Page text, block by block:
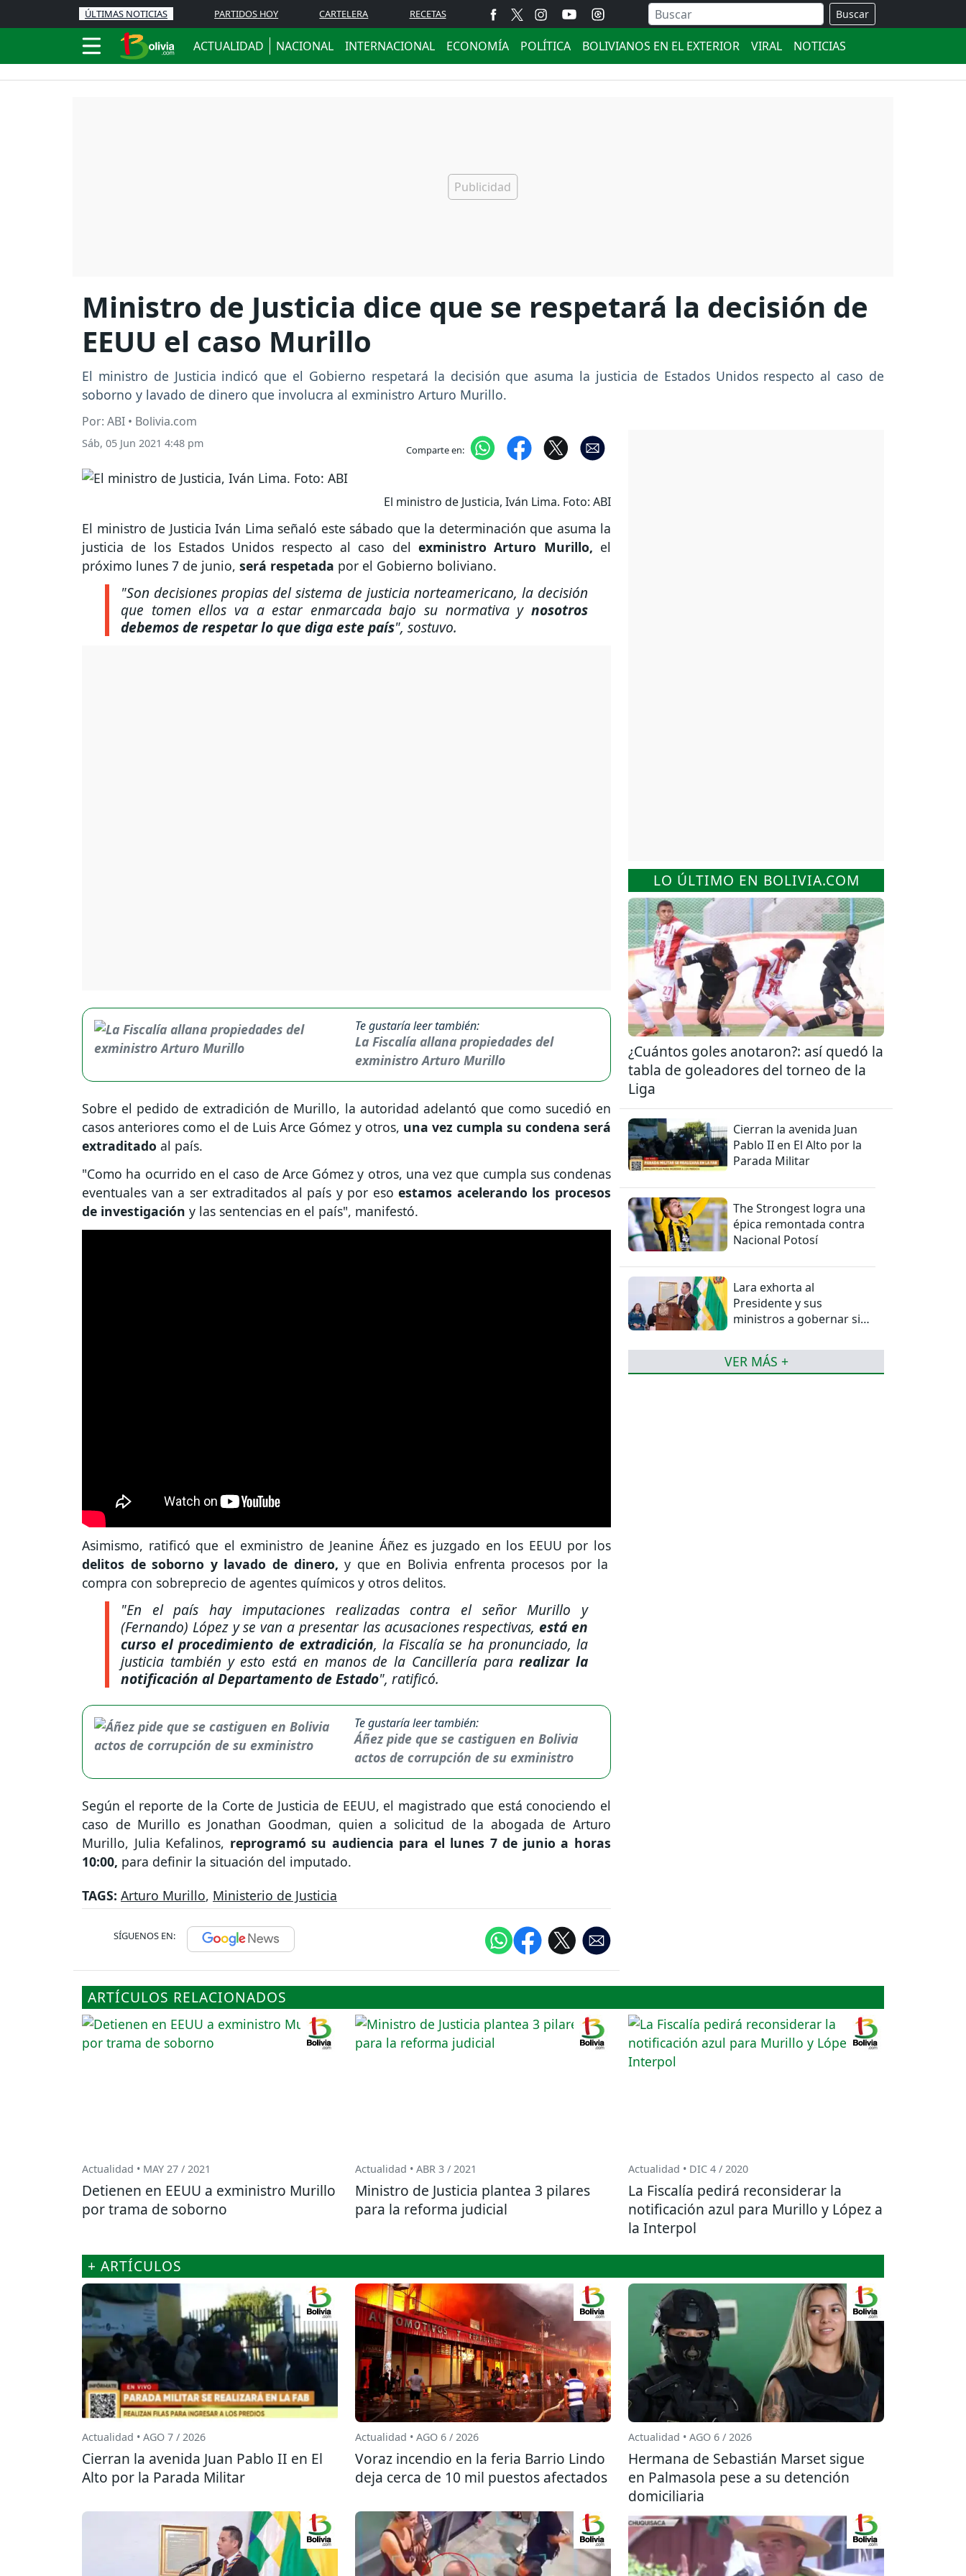
ÚLTIMAS NOTICIAS PARTIDOS HOY CARTELERA RECETAS Buscar
ACTUALIDAD NACIONAL INTERNACIONAL ECONOMÍA POLÍTICA BOLIVIANOS EN EL EXTERIOR VIRAL NOTICIAS
Ministro de Justicia dice que se respetará la decisión de
EEUU el caso Murillo
El ministro de Justicia indicó que el Gobierno respetará la decisión que asuma la justicia de Estados Unidos respecto al caso de
soborno y lavado de dinero que involucra al exministro Arturo Murillo.
Por: ABI • Bolivia.com
Sáb, 05 Jun 2021 4:48 pm Comparte en:
El ministro de Justicia, Iván Lima. Foto: ABI
El ministro de Justicia Iván Lima señaló este sábado que la determinación que asuma la
justicia de los Estados Unidos respecto al caso del exministro Arturo Murillo, el
próximo lunes 7 de junio, será respetada por el Gobierno boliviano.
"Son decisiones propias del sistema de justicia norteamericano, la decisión
que tomen ellos va a estar enmarcada bajo su normativa ynosotros
debemos de respetar lo que diga este país", sostuvo.
Te gustaría leer también:
La Fiscalía allana propiedades del
exministro Arturo Murillo
Sobre el pedido de extradición de Murillo, la autoridad adelantó que como sucedió en
casos anteriores como el de Luis Arce Gómez y otros, una vez cumpla su condena será
extraditado al país.
"Como ha ocurrido en el caso de Arce Gómez y otros, una vez que cumpla sus condenas
eventuales van a ser extraditados al país y por esoestamos acelerando los procesos
de investigación y las sentencias en el país", manifestó.
Asimismo, ratificó que el exministro de Jeanine Áñez es juzgado en los EEUU por los
delitos de soborno y lavado de dinero,y que en Bolivia enfrenta procesos por la
compra con sobreprecio de agentes químicos y otros delitos.
"En el país hay imputaciones realizadas contra el señor Murillo y
(Fernando) López y se van a presentar las acusaciones respectivas, está en
curso el procedimiento de extradición, la Fiscalía se ha pronunciado, la
justicia también y esto está en manos de la Cancillería pararealizar la
notificación al Departamento de Estado", ratificó.
Te gustaría leer también:
Áñez pide que se castiguen en Bolivia
actos de corrupción de su exministro
Según el reporte de la Corte de Justicia de EEUU, el magistrado que está conociendo el
caso de Murillo es Jonathan Goodman, quien a solicitud de la abogada de Arturo
Murillo, Julia Kefalinos, reprogramó su audiencia para el lunes 7 de junio a horas
10:00, para definir la situación del imputado.
TAGS: Arturo Murillo, Ministerio de Justicia
SÍGUENOS EN:
LO ÚLTIMO EN BOLIVIA.COM
¿Cuántos goles anotaron?: así quedó la
tabla de goleadores del torneo de la
Liga
Cierran la avenida Juan
Pablo II en El Alto por la
Parada Militar
The Strongest logra una
épica remontada contra
Nacional Potosí
Lara exhorta al
Presidente y sus
ministros a gobernar sin
VER MÁS +
ARTÍCULOS RELACIONADOS
Actualidad • MAY 27 / 2021
Detienen en EEUU a exministro Murillo
por trama de soborno
Actualidad • ABR 3 / 2021
Ministro de Justicia plantea 3 pilares
para la reforma judicial
Actualidad • DIC 4 / 2020
La Fiscalía pedirá reconsiderar la
notificación azul para Murillo y López a
la Interpol
+ ARTÍCULOS
Actualidad • AGO 7 / 2026
Cierran la avenida Juan Pablo II en El
Alto por la Parada Militar
Actualidad • AGO 6 / 2026
Voraz incendio en la feria Barrio Lindo
deja cerca de 10 mil puestos afectados
Actualidad • AGO 6 / 2026
Hermana de Sebastián Marset sigue
en Palmasola pese a su detención
domiciliaria